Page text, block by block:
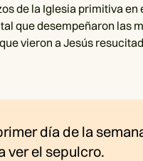
de la Iglesia primitiva en
que desempeñaron las
vieron a Jesús
día de la
ver el sepulcro.